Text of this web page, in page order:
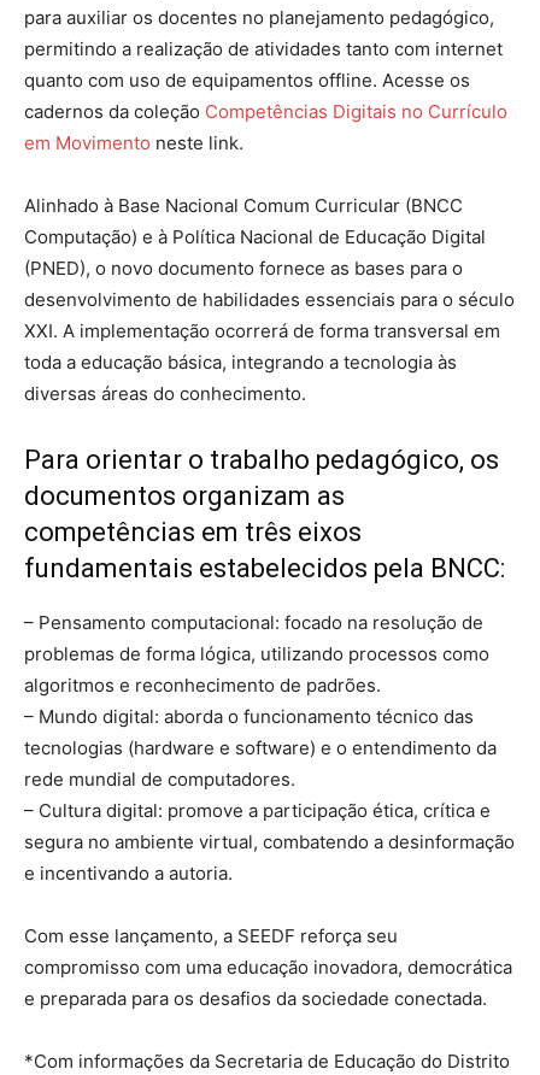
para auxiliar os docentes no planejamento pedagógico,
permitindo a realização de atividades tanto com internet
quanto com uso de equipamentos offline. Acesse os
cadernos da coleção Competências Digitais no Currículo
em Movimento neste link.
Alinhado à Base Nacional Comum Curricular (BNCC
Computação) e à Política Nacional de Educação Digital
(PNED), o novo documento fornece as bases para o
desenvolvimento de habilidades essenciais para o século
XXI. A implementação ocorrerá de forma transversal em
toda a educação básica, integrando a tecnologia às
diversas áreas do conhecimento.
Para orientar o trabalho pedagógico, os
documentos organizam as
competências em três eixos
fundamentais estabelecidos pela BNCC:
– Pensamento computacional: focado na resolução de
problemas de forma lógica, utilizando processos como
algoritmos e reconhecimento de padrões.
– Mundo digital: aborda o funcionamento técnico das
tecnologias (hardware e software) e o entendimento da
rede mundial de computadores.
– Cultura digital: promove a participação ética, crítica e
segura no ambiente virtual, combatendo a desinformação
e incentivando a autoria.
Com esse lançamento, a SEEDF reforça seu
compromisso com uma educação inovadora, democrática
e preparada para os desafios da sociedade conectada.
*Com informações da Secretaria de Educação do Distrito